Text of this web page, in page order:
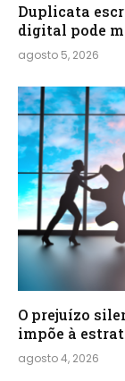
Duplicata
digital pode
agosto 5, 2026
O prejuízo
impõe à
agosto 4, 2026